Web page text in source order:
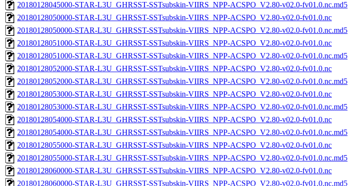
20180128045000-STAR-L3U_GHRSST-SSTsubskin-VIIRS_NPP-ACSPO_V2.80-v02.0-fv01.0.nc.md5
20180128050000-STAR-L3U_GHRSST-SSTsubskin-VIIRS_NPP-ACSPO_V2.80-v02.0-fv01.0.nc
20180128050000-STAR-L3U_GHRSST-SSTsubskin-VIIRS_NPP-ACSPO_V2.80-v02.0-fv01.0.nc.md5
20180128051000-STAR-L3U_GHRSST-SSTsubskin-VIIRS_NPP-ACSPO_V2.80-v02.0-fv01.0.nc
20180128051000-STAR-L3U_GHRSST-SSTsubskin-VIIRS_NPP-ACSPO_V2.80-v02.0-fv01.0.nc.md5
20180128052000-STAR-L3U_GHRSST-SSTsubskin-VIIRS_NPP-ACSPO_V2.80-v02.0-fv01.0.nc
20180128052000-STAR-L3U_GHRSST-SSTsubskin-VIIRS_NPP-ACSPO_V2.80-v02.0-fv01.0.nc.md5
20180128053000-STAR-L3U_GHRSST-SSTsubskin-VIIRS_NPP-ACSPO_V2.80-v02.0-fv01.0.nc
20180128053000-STAR-L3U_GHRSST-SSTsubskin-VIIRS_NPP-ACSPO_V2.80-v02.0-fv01.0.nc.md5
20180128054000-STAR-L3U_GHRSST-SSTsubskin-VIIRS_NPP-ACSPO_V2.80-v02.0-fv01.0.nc
20180128054000-STAR-L3U_GHRSST-SSTsubskin-VIIRS_NPP-ACSPO_V2.80-v02.0-fv01.0.nc.md5
20180128055000-STAR-L3U_GHRSST-SSTsubskin-VIIRS_NPP-ACSPO_V2.80-v02.0-fv01.0.nc
20180128055000-STAR-L3U_GHRSST-SSTsubskin-VIIRS_NPP-ACSPO_V2.80-v02.0-fv01.0.nc.md5
20180128060000-STAR-L3U_GHRSST-SSTsubskin-VIIRS_NPP-ACSPO_V2.80-v02.0-fv01.0.nc
20180128060000-STAR-L3U_GHRSST-SSTsubskin-VIIRS_NPP-ACSPO_V2.80-v02.0-fv01.0.nc.md5